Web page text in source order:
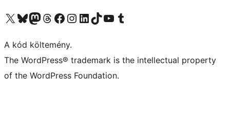
Visit our X (formerly Twitter) account
Visit our Bluesky account
Twitter csatornánk
Visit our Threads account
Facebook oldalunk megtekintése
Visit our Instagram account
Visit our LinkedIn account
Visit our TikTok account
Visit our YouTube channel
Visit our Tumblr account
A kód költemény.
The WordPress® trademark is the intellectual property
of the WordPress Foundation.